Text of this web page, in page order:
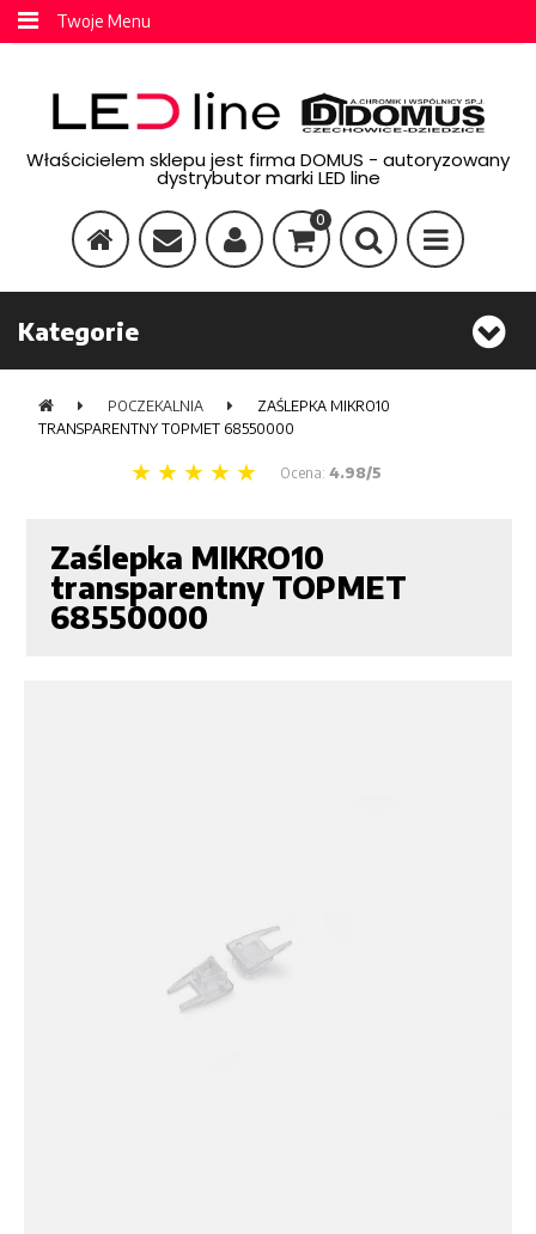
Twoje Menu
Właścicielem sklepu jest firma DOMUS - autoryzowany
dystrybutor marki LED line
0
Kategorie
POCZEKALNIA
ZAŚLEPKA MIKRO10
TRANSPARENTNY TOPMET 68550000
Ocena: 4.98/5
Zaślepka MIKRO10
transparentny TOPMET
68550000